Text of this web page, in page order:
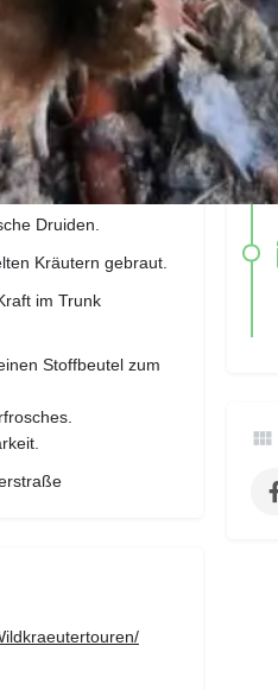
Wir treffen irgendwo
Eltern, Großeltern
oder
gegen Flüche
Vogelmiere,
sich Kinder und auch
Druiden.
Kräutern gebraut.
im Trunk
Stoffbeutel zum